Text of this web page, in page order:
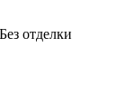
Без отделки